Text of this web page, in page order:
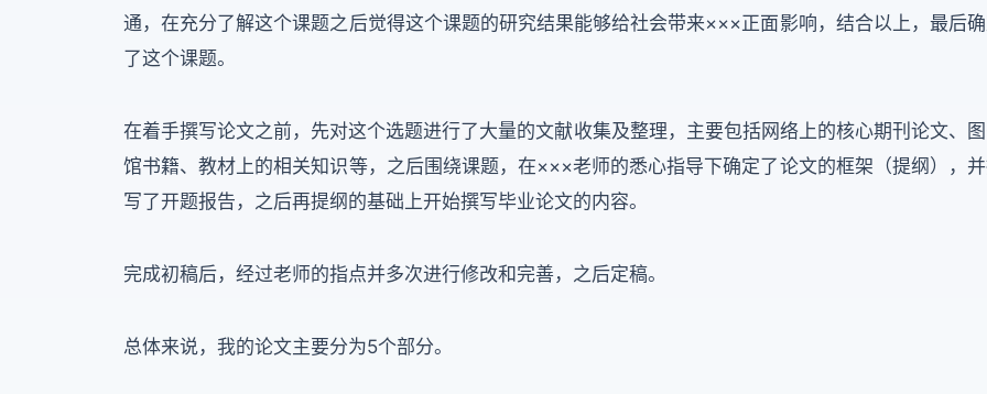
通，在充分了解这个课题之后觉得这个课题的研究结果能够给社会带来×××正面影响，结合以上，最后
了这个课题。
在着手撰写论文之前，先对这个选题进行了大量的文献收集及整理，主要包括网络上的核心期刊论文、
馆书籍、教材上的相关知识等，之后围绕课题，在×××老师的悉心指导下确定了论文的框架（提纲），
写了开题报告，之后再提纲的基础上开始撰写毕业论文的内容。
完成初稿后，经过老师的指点并多次进行修改和完善，之后定稿。
总体来说，我的论文主要分为5个部分。